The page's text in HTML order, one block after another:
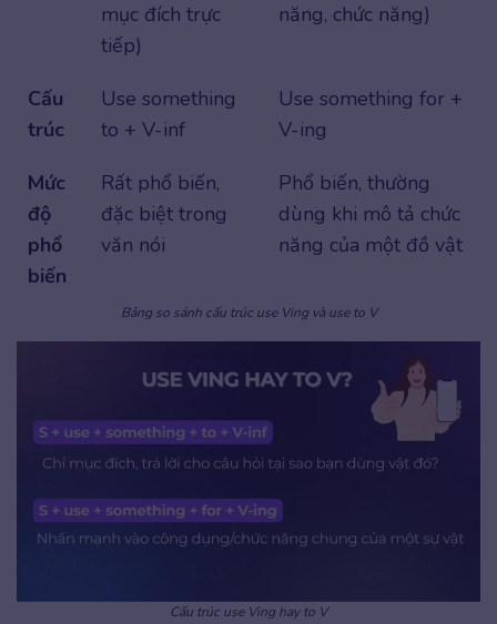
mục đích trực
tiếp)
năng, chức năng)
Cấu
trúc
Use something
to + V-inf
Use something for +
V-ing
Mức
độ
phổ
biến
Rất phổ biến,
đặc biệt trong
văn nói
Phổ biến, thường
dùng khi mô tả chức
năng của một đồ vật
Bảng so sánh cấu trúc use Ving và use to V
Cấu trúc use Ving hay to V